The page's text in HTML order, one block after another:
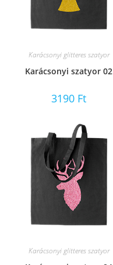
Karácsonyi glitteres szatyor
Karácsonyi szatyor 02
3190 Ft
Karácsonyi glitteres szatyor